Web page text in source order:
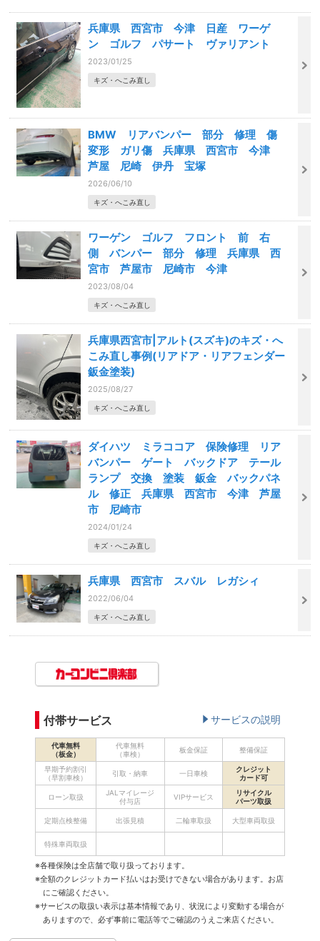
兵庫県 西宮市 今津 日産 ワーゲ
ン ゴルフ パサート ヴァリアント
2023/01/25
キズ・へこみ直し
BMW リアバンパー 部分 修理 傷
変形 ガリ傷 兵庫県 西宮市 今津
芦屋 尼崎 伊丹 宝塚
2026/06/10
キズ・へこみ直し
ワーゲン ゴルフ フロント 前 右
側 バンパー 部分 修理 兵庫県 西
宮市 芦屋市 尼崎市 今津
2023/08/04
キズ・へこみ直し
兵庫県西宮市|アルト(スズキ)のキズ・へ
こみ直し事例(リアドア・リアフェンダー
鈑金塗装)
2025/08/27
キズ・へこみ直し
ダイハツ ミラココア 保険修理 リア
バンパー ゲート バックドア テール
ランプ 交換 塗装 鈑金 バックパネ
ル 修正 兵庫県 西宮市 今津 芦屋
市 尼崎市
2024/01/24
キズ・へこみ直し
兵庫県 西宮市 スバル レガシィ
2022/06/04
キズ・へこみ直し
付帯サービス サービスの説明
代車無料
（板金）
代車無料
（車検）
板金保証 整備保証
早期予約割引
（早割車検）
引取・納車 一日車検
クレジット
カード可
ローン取扱
JALマイレージ
付与店
VIPサービス
リサイクル
パーツ取扱
定期点検整備 出張見積 二輪車取扱 大型車両取扱
特殊車両取扱
※各種保険は全店舗で取り扱っております。
※全額のクレジットカード払いはお受けできない場合があります。お店
にご確認ください。
※サービスの取扱い表示は基本情報であり、状況により変動する場合が
ありますので、必ず事前に電話等でご確認のうえご来店ください。